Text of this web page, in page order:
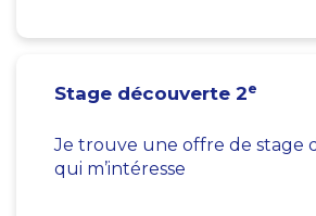
Stage découverte 2e
Je trouve une offre de stage
qui m’intéresse